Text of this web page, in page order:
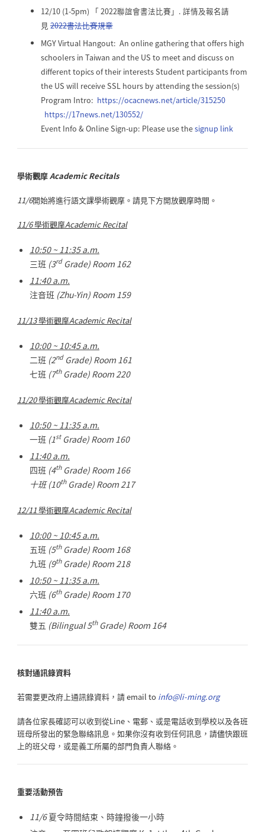
12/10 (1-5pm) 「 2022聯誼會書法比賽」. 詳情及報名請
見2022書法比賽規章
MGY Virtual Hangout: An online gathering that offers high
schoolers in Taiwan and the US to meet and discuss on
different topics of their interests Student participants from
the US will receive SSL hours by attending the session(s)
Program Intro: https://ocacnews.net/article/315250
https://17news.net/130552/
Event Info & Online Sign-up: Please use thesignup link
學術觀摩Academic Recitals
11/6開始將進行語文課學術觀摩。請見下方開放觀摩時間。
11/6學術觀摩Academic Recital
10:50 ~ 11:35 a.m.
三班 (3rdGrade) Room 162
11:40 a.m.
注音班 (Zhu-Yin) Room 159
11/13學術觀摩Academic Recital
10:00 ~ 10:45 a.m.
二班 (2ndGrade) Room 161
七班 (7thGrade) Room 220
11/20學術觀摩Academic Recital
10:50 ~ 11:35 a.m.
一班 (1stGrade) Room 160
11:40 a.m.
四班 (4thGrade) Room 166
十班 (10thGrade) Room 217
12/11學術觀摩Academic Recital
10:00 ~ 10:45 a.m.
五班 (5thGrade) Room 168
九班 (9thGrade) Room 218
10:50 ~ 11:35 a.m.
六班 (6thGrade) Room 170
11:40 a.m.
雙五 (Bilingual 5thGrade) Room 164
核對通訊錄資料
若需要更改府上通訊錄資料，請 email to info@li-ming.org
請各位家長確認可以收到從Line、電郵、 或是電話收到學校以及各班
班母所發出的緊急聯絡訊息。 如果你沒有收到任何訊息，請儘快跟班
上的班父母， 或是義工所屬的部門負責人聯絡。
重要活動預告
11/6夏令時間結束、時鐘撥後一小時